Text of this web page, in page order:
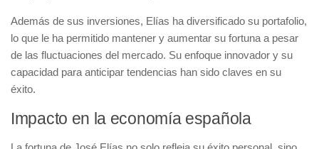
Además de sus inversiones, Elías ha diversificado su portafolio,
lo que le ha permitido mantener y aumentar su fortuna a pesar
de las fluctuaciones del mercado. Su enfoque innovador y su
capacidad para anticipar tendencias han sido claves en su
éxito.
Impacto en la economía española